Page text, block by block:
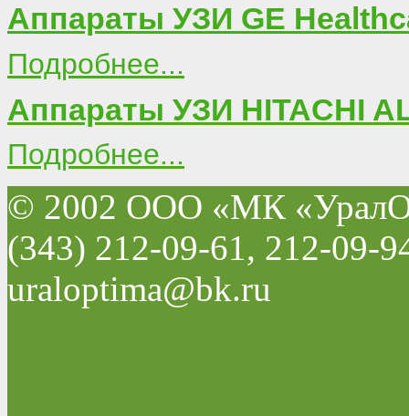
Аппараты УЗИ GE
Подробнее...
Аппараты УЗИ HITACHI
Подробнее...
© 2002 ООО «МК
(343) 212-09-61, 212-09-
uraloptima@bk.ru